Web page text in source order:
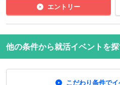
エントリー
他の条件から就活イベントを
こだわり条件で